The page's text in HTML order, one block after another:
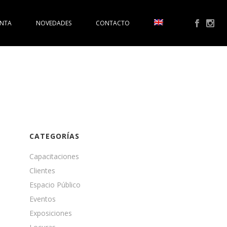
NOVEDADES CONTACTO
CATEGORÍAS
Capacitaciones
Clientes
Espacio Público
Eventos
Exposiciones